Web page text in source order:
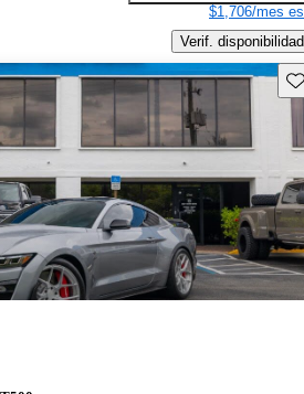
$1,706/mes
Verif. disponibilidad